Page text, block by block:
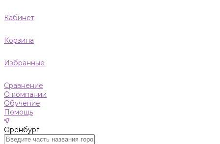
Кабинет
Корзина
Избранные
Сравнение
О компании
Обучение
Помощь
Оренбург